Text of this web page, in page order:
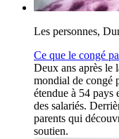
Les personnes,
Ce que le congé
Deux ans après le
mondial de congé
étendue à 54 pays
des salariés.
parents qui
soutien.